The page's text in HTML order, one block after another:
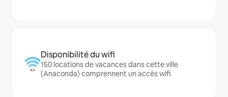
Disponibilité du wifi
150 locations de vacances dans cette ville
(Anaconda) comprennent un accès wifi